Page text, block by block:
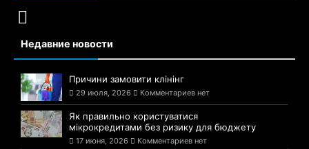
Недавние новости
Причини замовити клінінг
29 июля, 2026 Комментариев нет
Як правильно користуватися
мікрокредитами без ризику для бюджету
17 июня, 2026 Комментариев нет